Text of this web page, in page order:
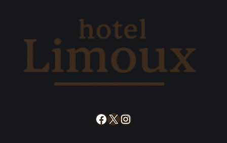
Facebook
X Instagram